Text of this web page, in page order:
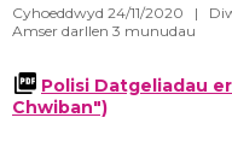
Cyhoeddwyd 24/11/2020 |
Amser darllen 3 munudau
Polisi Datgeliadau
Chwiban")